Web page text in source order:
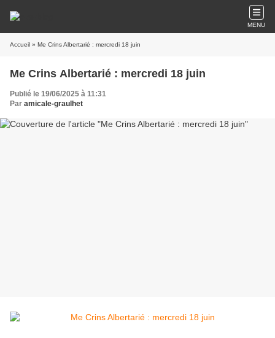
MENU
Accueil » Me Crins Albertarié : mercredi 18 juin
Me Crins Albertarié : mercredi 18 juin
Publié le 19/06/2025 à 11:31
Par amicale-graulhet